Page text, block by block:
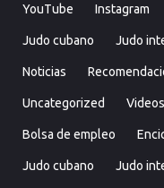
YouTube Instagram
Judo cubano Judo
Noticias
Uncategorized Videos
Bolsa de empleo
Judo cubano Judo